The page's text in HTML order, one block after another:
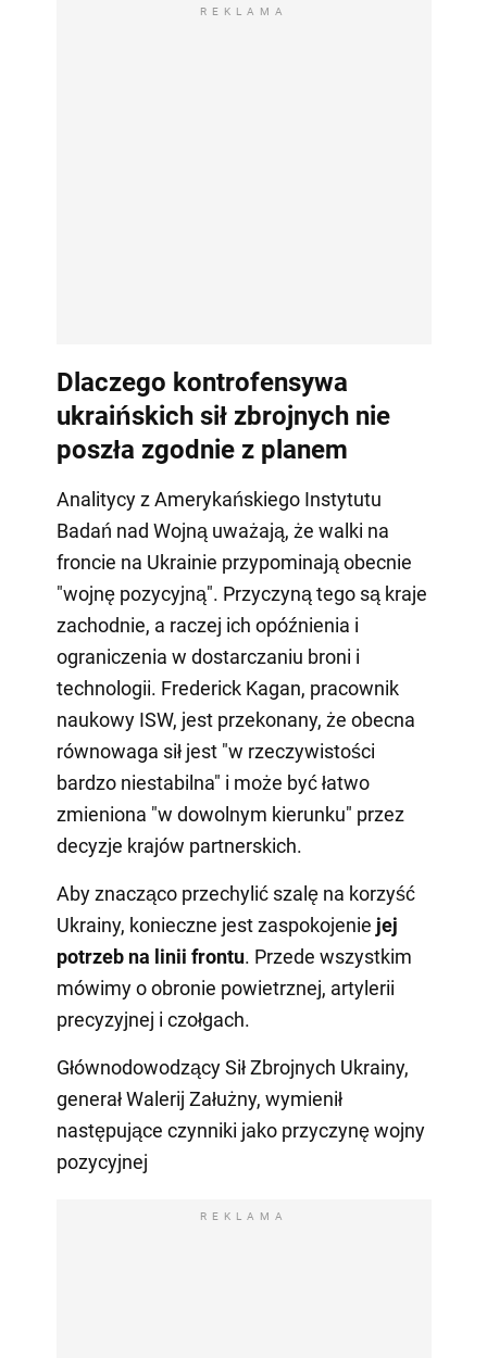
REKLAMA
Dlaczego kontrofensywa
ukraińskich sił zbrojnych nie
poszła zgodnie z planem
Analitycy z Amerykańskiego Instytutu
Badań nad Wojną uważają, że walki na
froncie na Ukrainie przypominają obecnie
"wojnę pozycyjną". Przyczyną tego są kraje
zachodnie, a raczej ich opóźnienia i
ograniczenia w dostarczaniu broni i
technologii. Frederick Kagan, pracownik
naukowy ISW, jest przekonany, że obecna
równowaga sił jest "w rzeczywistości
bardzo niestabilna" i może być łatwo
zmieniona "w dowolnym kierunku" przez
decyzje krajów partnerskich.
Aby znacząco przechylić szalę na korzyść
Ukrainy, konieczne jest zaspokojenie jej
potrzeb na linii frontu. Przede wszystkim
mówimy o obronie powietrznej, artylerii
precyzyjnej i czołgach.
Głównodowodzący Sił Zbrojnych Ukrainy,
generał Walerij Załużny, wymienił
następujące czynniki jako przyczynę wojny
pozycyjnej
REKLAMA